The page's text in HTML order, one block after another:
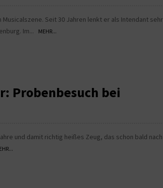
Seit 30 Jahren lenkt er als Intendant sehr
Im...
MEHR...
Probenbesuch bei
und damit richtig heißes Zeug, das schon bald nach